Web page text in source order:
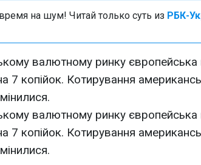
на шум! Читай только суть из РБК-
валютному ринку
7 копійок. Котирування
валютному ринку
7 копійок. Котирування